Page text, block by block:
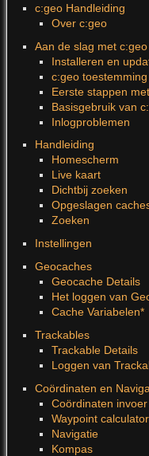
c:geo Handleiding
Over c:geo
Aan de slag met c:geo
Installeren en
c:geo
Eerste stappen
Basisgebruik van
Inlogproblemen
Handleiding
Homescherm
Live kaart
Dichtbij zoeken
Opgeslagen
Zoeken
Instellingen
Geocaches
Geocache Details
Het loggen van
Cache Variabelen*
Trackables
Trackable Details
Loggen van
Coördinaten en
Coördinaten
Waypoint calculator
Navigatie
Kompas